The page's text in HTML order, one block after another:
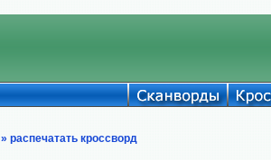
» распечатать кроссворд